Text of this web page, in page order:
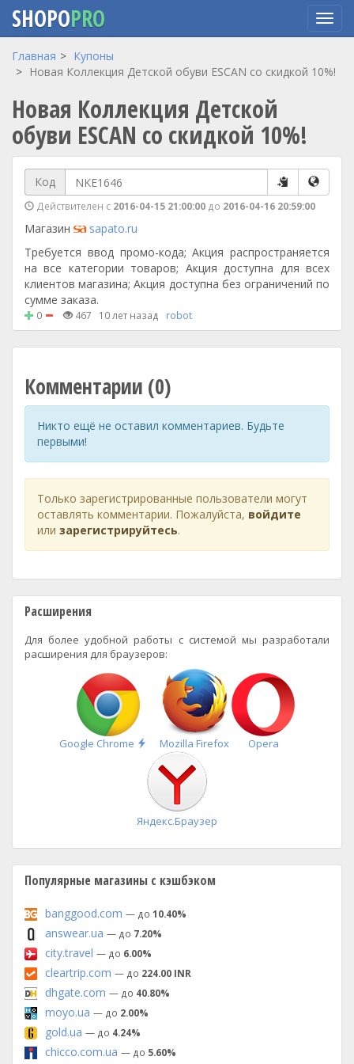
Перейти
содержанию
SHOPOPRO
Главная
Купоны
Новая Коллекция Детской обуви ESCAN со cкидкой 10%!
Новая Коллекция Детской
обуви ESCAN со cкидкой 10%!
Код
Действителен с 2016-04-15 21:00:00 до 2016-04-16 20:59:00
Магазин
sapato.ru
Требуется ввод промо-кода; Акция распространяется
на все категории товаров; Акция доступна для всех
клиентов магазина; Акция доступна без ограничений по
сумме заказа.
0 467 10 лет назад robot
Комментарии (0)
Никто ещё не оставил комментариев. Будьте
первыми!
Только зарегистрированные пользователи могут
оставлять комментарии. Пожалуйста, войдите
или зарегистрируйтесь.
Расширения
Для более удобной работы с системой мы разработали
расширения для браузеров:
Google Chrome
Быстрая
установка
Mozilla Firefox Opera
Яндекс.Браузер
Популярные магазины с кэшбэком
banggood.com — до 10.40%
answear.ua — до 7.20%
city.travel — до 6.00%
cleartrip.com — до 224.00 INR
dhgate.com — до 40.80%
moyo.ua — до 2.00%
gold.ua — до 4.24%
chicco.com.ua — до 5.60%